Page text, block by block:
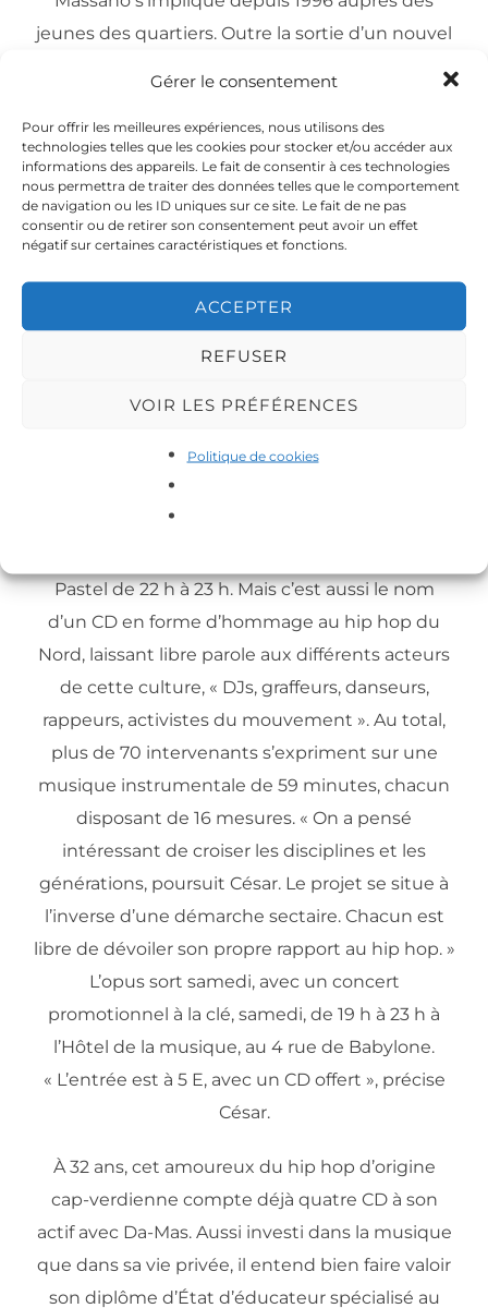
Gérer le consentement
Pour offrir les meilleures expériences, nous utilisons des
technologies telles que les cookies pour stocker et/ou accéder aux
informations des appareils. Le fait de consentir à ces technologies
nous permettra de traiter des données telles que le comportement
de navigation ou les ID uniques sur ce site. Le fait de ne pas
consentir ou de retirer son consentement peut avoir un effet
négatif sur certaines caractéristiques et fonctions.
ACCEPTER
REFUSER
VOIR LES PRÉFÉRENCES
Politique de cookies
jeunes des quartiers. Outre la sortie d’un nouvel
jeunes en échange interculturel au Canada.
Voilà plus d’une décennie que le collectif de hip
hop Da-Mas s’investit auprès de la jeunesse
roubaisienne au travers de stages de danse,
d’ateliers d’écriture, d’émissions de radio (dont la
désormais incontournable « Radio du hip
hop »sur Pastel FM) ou de multiples concerts.
Album et concert promotionnel
Loin de s’essouffler, l’association emmenée par
Paulo César Massano poursuit l’aventure avec le
projet « 59 minutes de hip hop », du nom d’une
Pastel de 22 h à 23 h. Mais c’est aussi le nom
d’un CD en forme d’hommage au hip hop du
Nord, laissant libre parole aux différents acteurs
de cette culture, « DJs, graffeurs, danseurs,
rappeurs, activistes du mouvement ». Au total,
plus de 70 intervenants s’expriment sur une
musique instrumentale de 59 minutes, chacun
disposant de 16 mesures. « On a pensé
intéressant de croiser les disciplines et les
générations, poursuit César. Le projet se situe à
l’inverse d’une démarche sectaire. Chacun est
libre de dévoiler son propre rapport au hip hop. »
L’opus sort samedi, avec un concert
promotionnel à la clé, samedi, de 19 h à 23 h à
l’Hôtel de la musique, au 4 rue de Babylone.
« L’entrée est à 5 E, avec un CD offert », précise
César.
À 32 ans, cet amoureux du hip hop d’origine
cap-verdienne compte déjà quatre CD à son
actif avec Da-Mas. Aussi investi dans la musique
que dans sa vie privée, il entend bien faire valoir
son diplôme d’État d’éducateur spécialisé au